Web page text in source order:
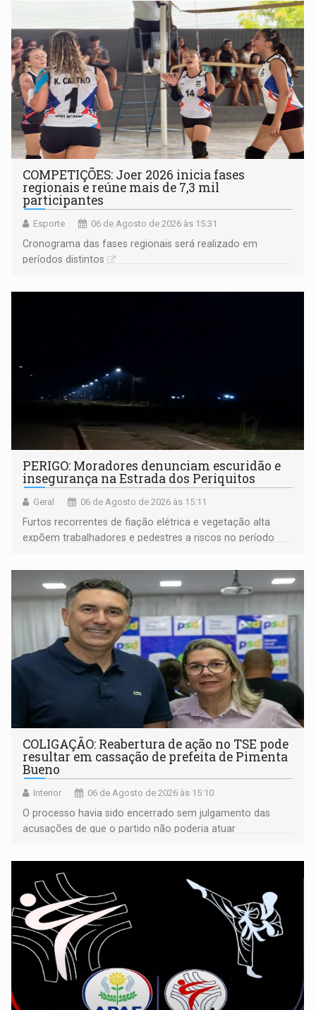
COMPETIÇÕES: Joer 2026 inicia fases
regionais e reúne mais de 7,3 mil
participantes
Esporte 06 de Agosto de 2026 às 15:31
Cronograma das fases regionais será realizado em
períodos distintos
PERIGO: Moradores denunciam escuridão e
insegurança na Estrada dos Periquitos
Geral 06 de Agosto de 2026 às 15:11
Furtos recorrentes de fiação elétrica e vegetação alta
expõem trabalhadores e pedestres a riscos no período
COLIGAÇÃO: Reabertura de ação no TSE pode
resultar em cassação de prefeita de Pimenta
Bueno
Interior 06 de Agosto de 2026 às 15:10
O processo havia sido encerrado sem julgamento das
acusações de que o partido não poderia atuar